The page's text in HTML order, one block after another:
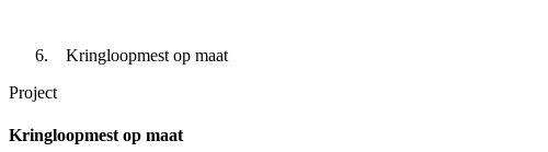
Kringloopmest op maat
Project
Kringloopmest op maat